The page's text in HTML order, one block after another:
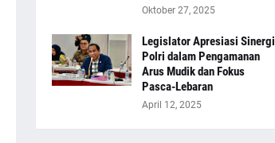
Oktober 27, 2025
Legislator Apresiasi Sinergi
Polri dalam Pengamanan
Arus Mudik dan Fokus
Pasca-Lebaran
April 12, 2025